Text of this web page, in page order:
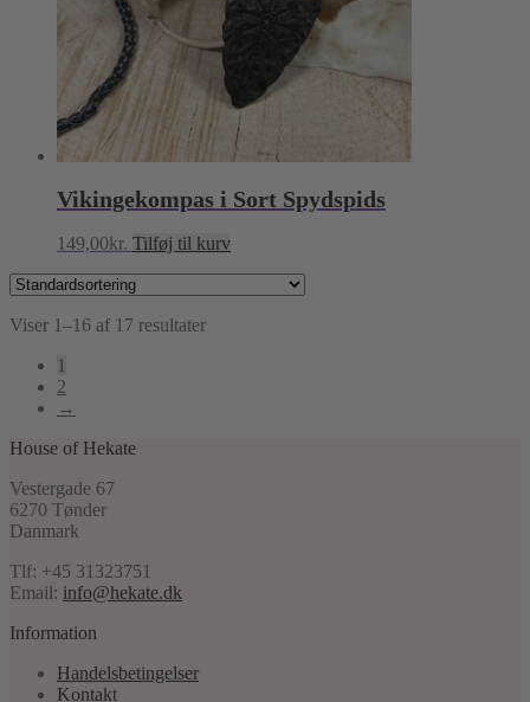
Vikingekompas i Sort Spydspids
149,00kr. Tilføj til kurv
Viser 1–16 af 17 resultater
1
2
→
House of Hekate
Vestergade 67
6270 Tønder
Danmark
Tlf: +45 31323751
Email: info@hekate.dk
Information
Handelsbetingelser
Kontakt